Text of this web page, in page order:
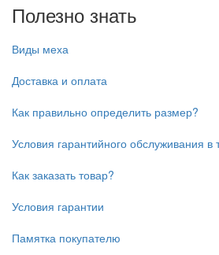
Полезно знать
Виды меха
Доставка и оплата
Как правильно определить размер?
Условия гарантийного обслуживания в
Как заказать товар?
Условия гарантии
Памятка покупателю